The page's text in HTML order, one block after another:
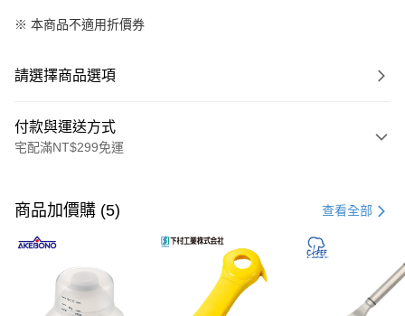
※ 本商品不適用折價券
請選擇商品選項
付款與運送方式
宅配滿NT$299免運
信用卡一次付款
LINE Pay
Apple Pay
悠遊付
商品加價購 (5) 查看全部